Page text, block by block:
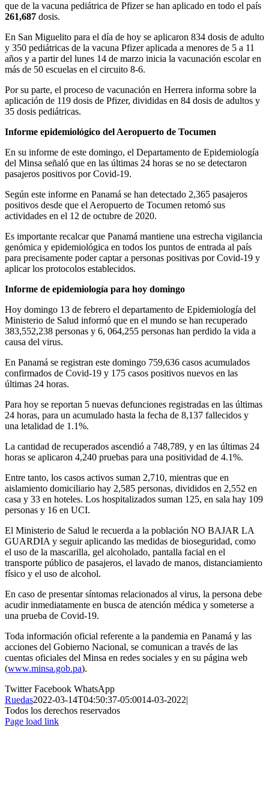
que de la vacuna pediátrica de Pfizer se han aplicado en todo el país
261,687 dosis.
En San Miguelito para el día de hoy se aplicaron 834 dosis de adulto
y 350 pediátricas de la vacuna Pfizer aplicada a menores de 5 a 11
años y a partir del lunes 14 de marzo inicia la vacunación escolar en
más de 50 escuelas en el circuito 8-6.
Por su parte, el proceso de vacunación en Herrera informa sobre la
aplicación de 119 dosis de Pfizer, divididas en 84 dosis de adultos y
35 dosis pediátricas.
Informe epidemiológico del Aeropuerto de Tocumen
En su informe de este domingo, el Departamento de Epidemiología
del Minsa señaló que en las últimas 24 horas se no se detectaron
pasajeros positivos por Covid-19.
Según este informe en Panamá se han detectado 2,365 pasajeros
positivos desde que el Aeropuerto de Tocumen retomó sus
actividades en el 12 de octubre de 2020.
Es importante recalcar que Panamá mantiene una estrecha vigilancia
genómica y epidemiológica en todos los puntos de entrada al país
para precisamente poder captar a personas positivas por Covid-19 y
aplicar los protocolos establecidos.
Informe de epidemiología para hoy domingo
Hoy domingo 13 de febrero el departamento de Epidemiología del
Ministerio de Salud informó que en el mundo se han recuperado
383,552,238 personas y 6, 064,255 personas han perdido la vida a
causa del virus.
En Panamá se registran este domingo 759,636 casos acumulados
confirmados de Covid-19 y 175 casos positivos nuevos en las
últimas 24 horas.
Para hoy se reportan 5 nuevas defunciones registradas en las últimas
24 horas, para un acumulado hasta la fecha de 8,137 fallecidos y
una letalidad de 1.1%.
La cantidad de recuperados ascendió a 748,789, y en las últimas 24
horas se aplicaron 4,240 pruebas para una positividad de 4.1%.
Entre tanto, los casos activos suman 2,710, mientras que en
aislamiento domiciliario hay 2,585 personas, divididos en 2,552 en
casa y 33 en hoteles. Los hospitalizados suman 125, en sala hay 109
personas y 16 en UCI.
El Ministerio de Salud le recuerda a la población NO BAJAR LA
GUARDIA y seguir aplicando las medidas de bioseguridad, como
el uso de la mascarilla, gel alcoholado, pantalla facial en el
transporte público de pasajeros, el lavado de manos, distanciamiento
físico y el uso de alcohol.
En caso de presentar síntomas relacionados al virus, la persona debe
acudir inmediatamente en busca de atención médica y someterse a
una prueba de Covid-19.
Toda información oficial referente a la pandemia en Panamá y las
acciones del Gobierno Nacional, se comunican a través de las
cuentas oficiales del Minsa en redes sociales y en su página web
(www.minsa.gob.pa).
TwitterFacebook WhatsApp
Ruedas2022-03-14T04:50:37-05:0014-03-2022|
Todos los derechos reservados
Page load link